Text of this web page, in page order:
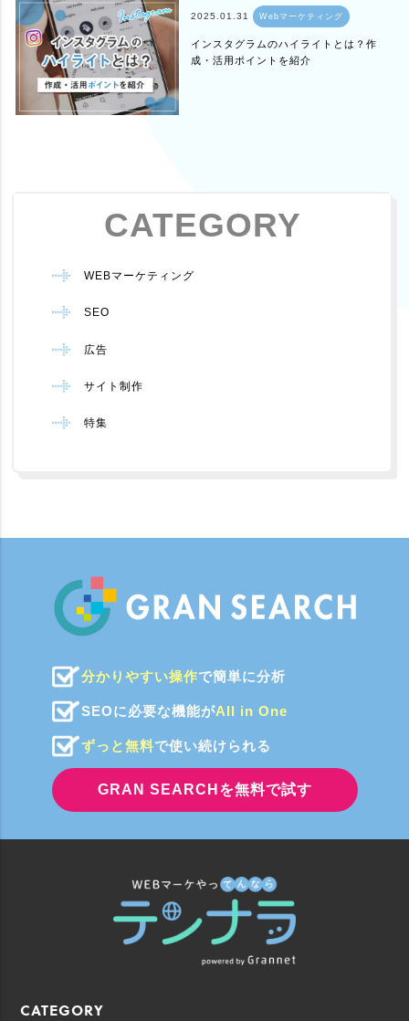
2025.01.31 Webマーケティング
インスタグラムのハイライトとは？作
成・活用ポイントを紹介
CATEGORY
WEBマーケティング
SEO
広告
サイト制作
特集
分かりやすい操作で簡単に分析
SEOに必要な機能がAll in One
ずっと無料で使い続けられる
GRAN SEARCHを無料で試す
CATEGORY